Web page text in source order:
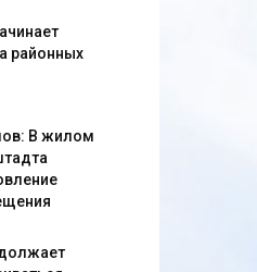
районных
В жилом